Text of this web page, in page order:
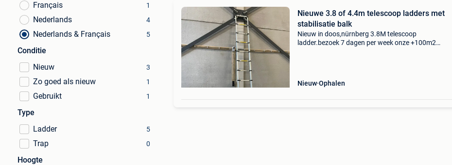
Français
1
Nederlands 4
Nederlands & Français 5
Conditie
Nieuw
3
Zo goed als nieuw 1
Gebruikt 1
Type
Ladder
5
Trap 0
Hoogte
Nieuwe 3.8 of 4.4m telescoop ladders met
stabilisatie balk
Nieuw in doos,nürnberg 3.8M telescoop
ladder.bezoek 7 dagen per week onze +100m2
Nieuw Ophalen